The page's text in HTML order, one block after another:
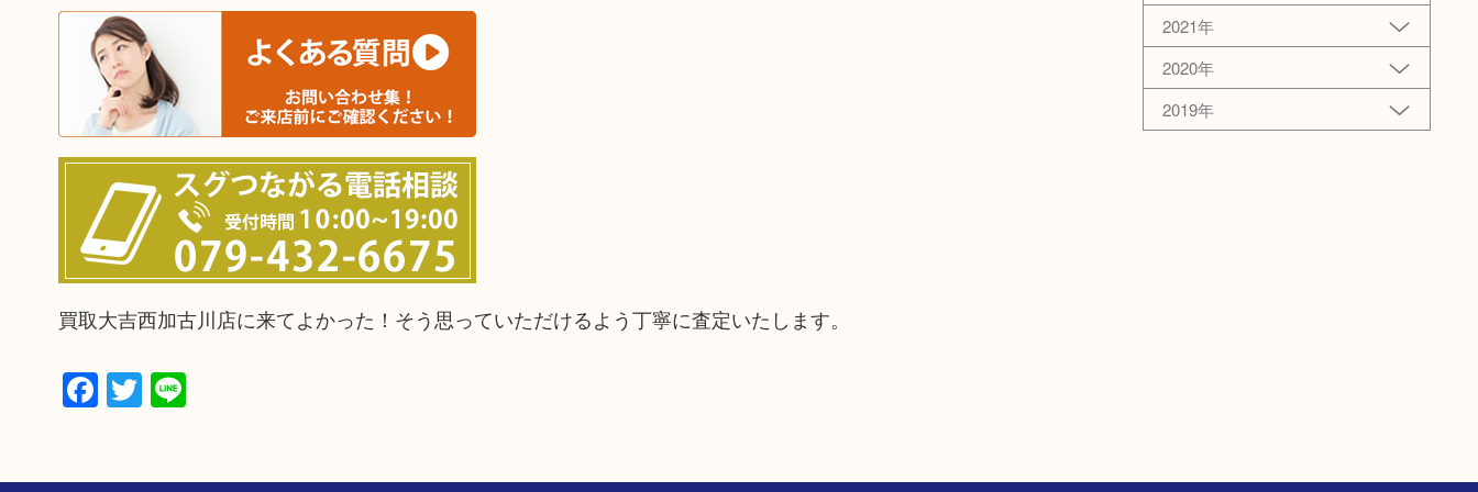
買取大吉西加古川店に来てよかった！そう思っていただけるよう丁寧に査定いたします。
Facebook
Twitter
Line
2021年
2020年
2019年